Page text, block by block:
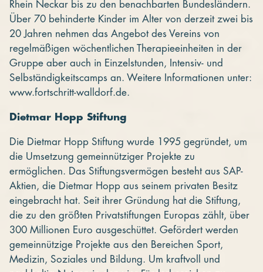
Rhein Neckar bis zu den benachbarten Bundesländern.
Über 70 behinderte Kinder im Alter von derzeit zwei bis
20 Jahren nehmen das Angebot des Vereins von
regelmäßigen wöchentlichen Therapieeinheiten in der
Gruppe aber auch in Einzelstunden, Intensiv- und
Selbständigkeitscamps an. Weitere Informationen unter:
www.fortschritt-walldorf.de.
Dietmar Hopp Stiftung
Die Dietmar Hopp Stiftung wurde 1995 gegründet, um
die Umsetzung gemeinnütziger Projekte zu
ermöglichen. Das Stiftungsvermögen besteht aus SAP-
Aktien, die Dietmar Hopp aus seinem privaten Besitz
eingebracht hat. Seit ihrer Gründung hat die Stiftung,
die zu den größten Privatstiftungen Europas zählt, über
300 Millionen Euro ausgeschüttet. Gefördert werden
gemeinnützige Projekte aus den Bereichen Sport,
Medizin, Soziales und Bildung. Um kraftvoll und